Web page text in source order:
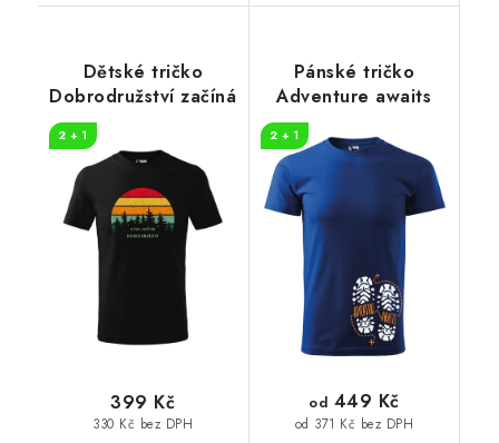
Dětské tričko
Dobrodružství začíná
2 + 1
330 Kč bez DPH
399 Kč
Pánské tričko
Adventure awaits
2 + 1
od 371 Kč bez DPH
od 449 Kč